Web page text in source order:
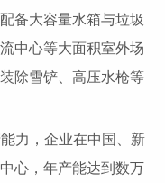
备大容量水箱与垃圾
中心等大面积室外场
除雪铲、高压水枪等
力，企业在中国、新
心，年产能达到数万